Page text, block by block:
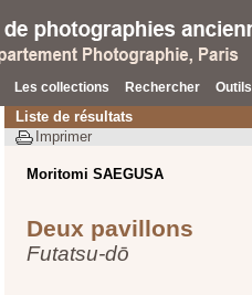
Les collections Rechercher Outils
Liste de résultats
Imprimer
Moritomi SAEGUSA
Deux pavillons
Futatsu-dō